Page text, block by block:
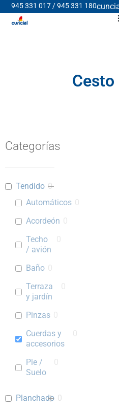
945 331 017 / 945 331 180
Cesto
Categorías
Tendido 0
Automáticos
Acordeón
Techo
/ avión
Baño
Terraza
y jardín
Pinzas
Cuerdas y
accesorios
Pie /
Suelo
Planchado 0